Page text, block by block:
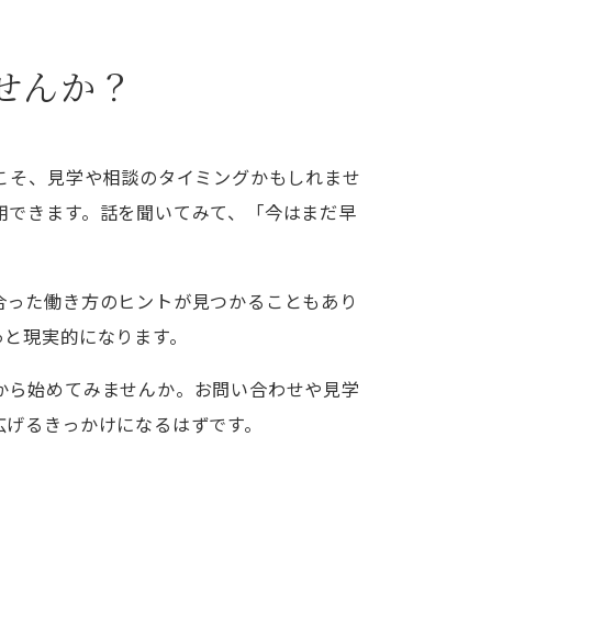
んか？
そ、見学や相談のタイミングかもしれませ
きます。話を聞いてみて、「今はまだ早
た働き方のヒントが見つかることもあり
現実的になります。
始めてみませんか。お問い合わせや見学
るきっかけになるはずです。